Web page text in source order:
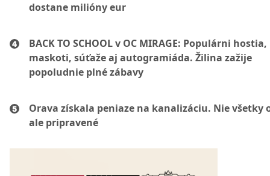
dostane milióny eur
BACK TO SCHOOL v OC MIRAGE: Populárni
maskoti, súťaže aj autogramiáda. Žilina zažije
popoludnie plné zábavy
Orava získala peniaze na kanalizáciu. Nie všetky
ale pripravené